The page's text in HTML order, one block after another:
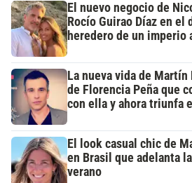
El nuevo negocio de
Rocío Guirao Díaz en el
heredero de un imperio
La nueva vida de
de Florencia Peña que
con ella y ahora triunfa
El look casual chic de
en Brasil que adelanta
verano